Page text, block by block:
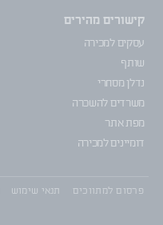
קישורים מהירים
עסקים למכירה
שותף
נדלן מסחרי
משרדים להשכרה
מפת אתר
דומיינים למכירה
פרסום למתווכים תנאי שימוש